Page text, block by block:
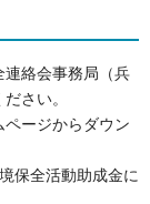
連絡会事務局（兵
さい。
ージからダウン
保全活動助成金に